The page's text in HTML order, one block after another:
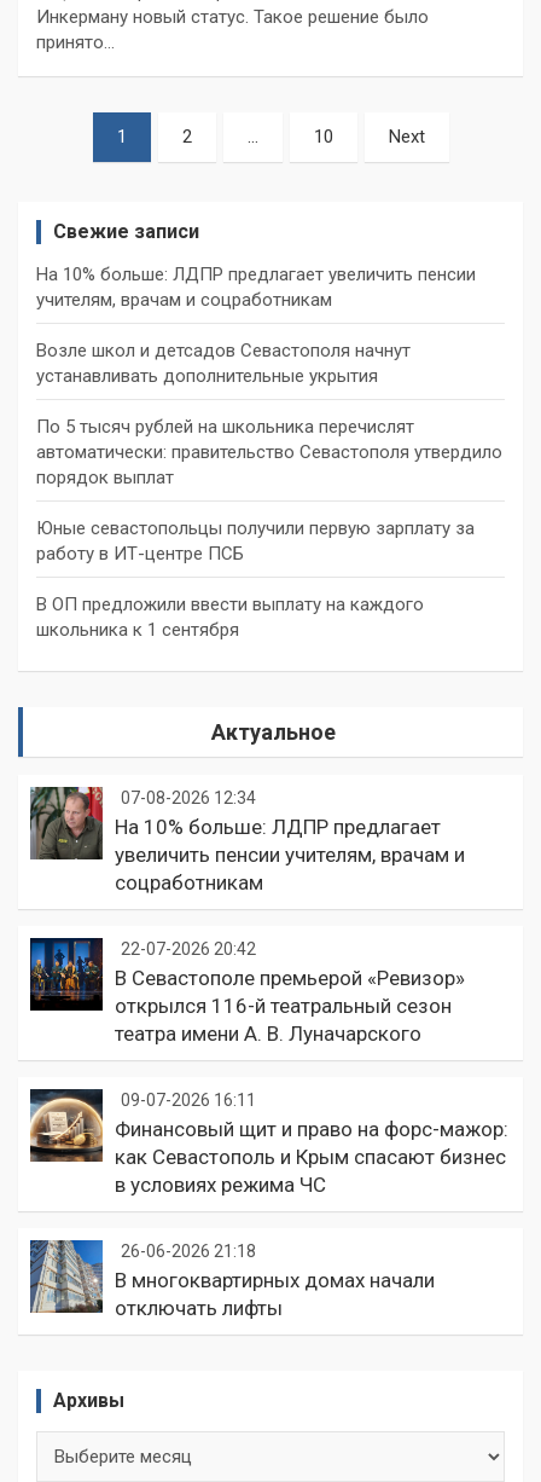
Инкерману новый статус. Такое решение было
принято…
Пагинация
записей
1 2 10 Next
Свежие записи
На 10% больше: ЛДПР предлагает увеличить пенсии
учителям, врачам и соцработникам
Возле школ и детсадов Севастополя начнут
устанавливать дополнительные укрытия
По 5 тысяч рублей на школьника перечислят
автоматически: правительство Севастополя утвердило
порядок выплат
Юные севастопольцы получили первую зарплату за
работу в ИТ-центре ПСБ
В ОП предложили ввести выплату на каждого
школьника к 1 сентября
Актуальное
07-08-2026 12:34
На 10% больше: ЛДПР предлагает
увеличить пенсии учителям, врачам и
соцработникам
22-07-2026 20:42
В Севастополе премьерой «Ревизор»
открылся 116-й театральный сезон
театра имени А. В. Луначарского
09-07-2026 16:11
Финансовый щит и право на форс-мажор:
как Севастополь и Крым спасают бизнес
в условиях режима ЧС
26-06-2026 21:18
В многоквартирных домах начали
отключать лифты
Архивы